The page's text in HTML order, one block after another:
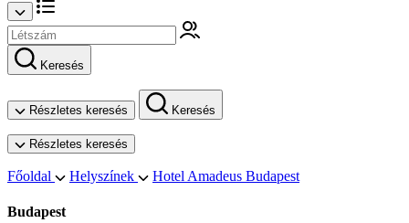
Keresés
Részletes keresés Keresés
Részletes keresés
Főoldal Helyszínek Hotel Amadeus Budapest
Budapest